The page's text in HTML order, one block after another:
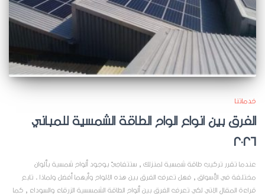
خدماتنا
الفرق بين انواع الواح الطاقة الشمسية للمباني
2026
عندما تقرر تركيب طاقة شمسية لمنزلك , ستتفاجئ بوجود ألواح شمسية بألوان
مختلفة في الأسواق , فهل تعرف الفرق بين هذه الالواح وأيهما أفضل ولماذا . تابع
قراءة المقال الاتي لكي تعرف الفرق بين ألواح الطاقة الشمسسية الزرقاء والسوداء , كما